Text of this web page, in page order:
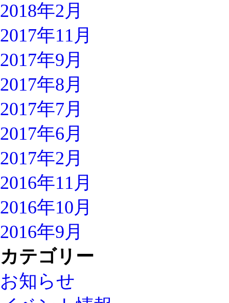
2018年2月
2017年11月
2017年9月
2017年8月
2017年7月
2017年6月
2017年2月
2016年11月
2016年10月
2016年9月
カテゴリー
お知らせ